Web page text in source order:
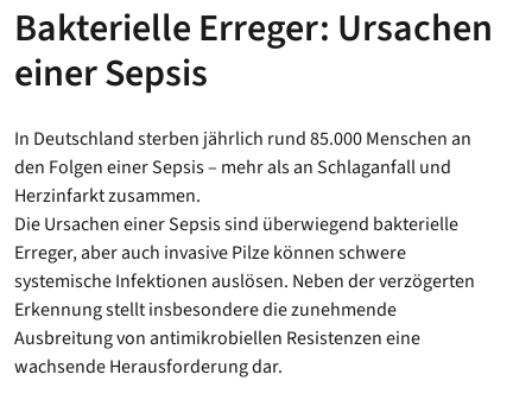
Bakterielle Erreger: Ursachen
einer Sepsis
In Deutschland sterben jährlich rund 85.000 Menschen an
den Folgen einer Sepsis – mehr als an Schlaganfall und
Herzinfarkt zusammen.
Die Ursachen einer Sepsis sind überwiegend bakterielle
Erreger, aber auch invasive Pilze können schwere
systemische Infektionen auslösen. Neben der verzögerten
Erkennung stellt insbesondere die zunehmende
Ausbreitung von antimikrobiellen Resistenzen eine
wachsende Herausforderung dar.